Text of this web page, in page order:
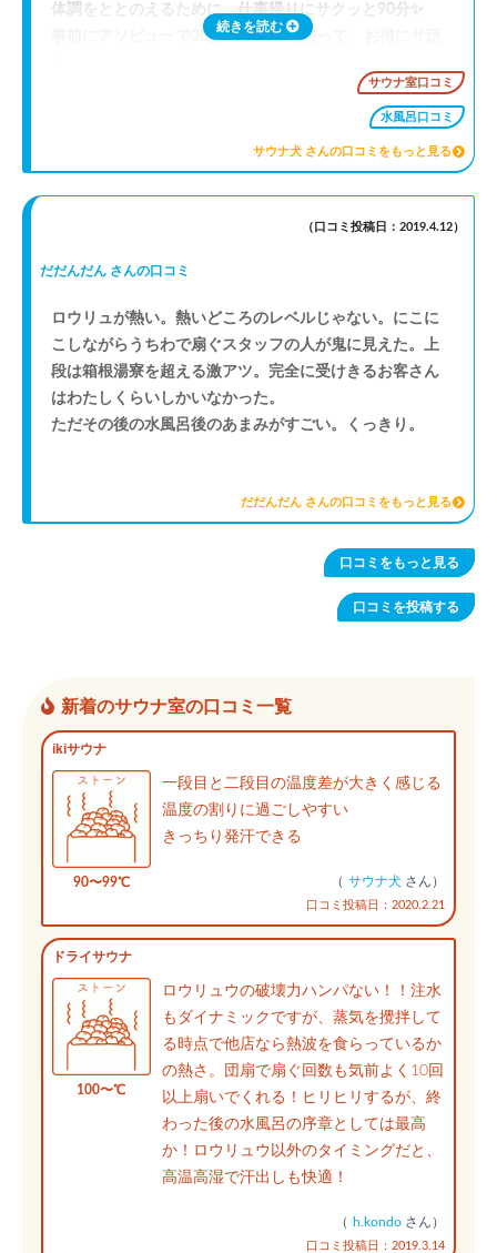
たが、サウナはスタンディングが出るほど激コミだっ
出入りの回数も増えるので、サウナの温度も90度まで下
しかしその時ちょうどロウリュウのタイミングだったの
湿度が上がり続け、全身が火傷しているのではないかと
感じる拷問部屋に。
結局恥ずかしながら耐えきれず、仰がれる前から私は退
室。
その後サウナ玄人達は10分ほど耐えて、シングルへ。
行きつくところまで行っちゃってるなと思いました。
体調をととのえるために、仕事帰りにサクッと90分✨
事前にアソビューで30分プラス券を買って、お得にサ活
あれ❓あれ❓😲サ室が熱くない⁉️
やはり体調が悪い💦
ただ12分しっかり入ったら、しっかり発汗🤩
ちゃんと気持ち良い😍
サクッと3セットを極めました😉
水風呂は10℃と15℃があり、大きくない浴室に充実のバ
リエーション👍
サ室～シャワー～水風呂～ととのい椅子の動線も良い✨
次はゆっくり来ようと思います😆
続きを読む
サウナ室口コミ
水風呂口コミ
サウナ犬 さんの口コミをもっと見る
（口コミ投稿日：2019.4.12）
だだんだん さんの口コミ
ロウリュが熱い。熱いどころのレベルじゃない。にこに
こしながらうちわで扇ぐスタッフの人が鬼に見えた。上
段は箱根湯寮を超える激アツ。完全に受けきるお客さん
はわたしくらいしかいなかった。
ただその後の水風呂後のあまみがすごい。くっきり。
だだんだん さんの口コミをもっと見る
口コミをもっと見る
口コミを投稿する
新着のサウナ室の口コミ一覧
ikiサウナ
90〜99℃
一段目と二段目の温度差が大きく感じる
温度の割りに過ごしやすい
きっちり発汗できる
（ サウナ犬 さん）
口コミ投稿日：2020.2.21
ドライサウナ
100〜℃
ロウリュウの破壊力ハンパない！！注水
もダイナミックですが、蒸気を攪拌して
る時点で他店なら熱波を食らっているか
の熱さ。団扇で扇ぐ回数も気前よく10回
以上扇いでくれる！ヒリヒリするが、終
わった後の水風呂の序章としては最高
か！ロウリュウ以外のタイミングだと、
高温高湿で汗出しも快適！
（ h.kondo さん）
口コミ投稿日：2019.3.14